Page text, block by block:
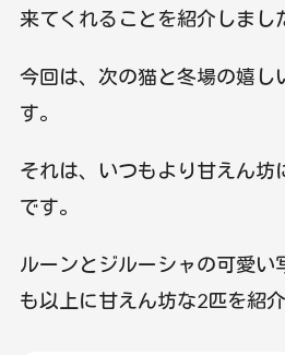
来てくれることを紹介しまし
今回は、次の猫と冬場の嬉し
す。
それは、いつもより甘えん坊
です。
ルーンとジルーシャの可愛い
も以上に甘えん坊な2匹を紹介